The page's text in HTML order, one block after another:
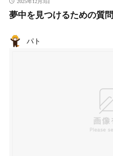
2025年12月3日
夢中を見つけるための質問
パト